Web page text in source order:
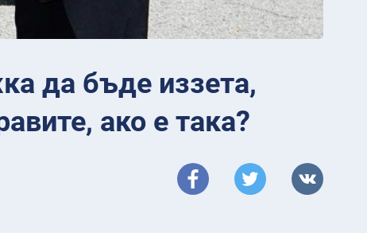
да бъде иззета,
ако е така?